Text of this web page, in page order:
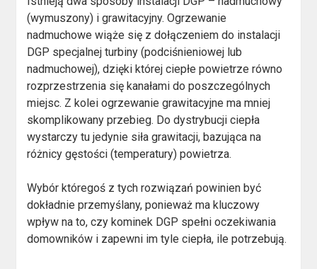
(wymuszony) i grawitacyjny. Ogrzewanie
nadmuchowe wiąże się z dołączeniem do instalacji
DGP specjalnej turbiny (podciśnieniowej lub
nadmuchowej), dzięki której ciepłe powietrze równo
rozprzestrzenia się kanałami do poszczególnych
miejsc. Z kolei ogrzewanie grawitacyjne ma mniej
skomplikowany przebieg. Do dystrybucji ciepła
wystarczy tu jedynie siła grawitacji, bazująca na
różnicy gęstości (temperatury) powietrza.
Wybór któregoś z tych rozwiązań powinien być
dokładnie przemyślany, ponieważ ma kluczowy
wpływ na to, czy kominek DGP spełni oczekiwania
domowników i zapewni im tyle ciepła, ile potrzebują.